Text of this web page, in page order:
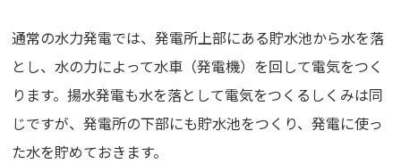
通常の水力発電では、発電所上部にある貯水池から水を落
とし、水の力によって水車（発電機）を回して電気をつく
ります。揚水発電も水を落として電気をつくるしくみは同
じですが、発電所の下部にも貯水池をつくり、発電に使っ
た水を貯めておきます。